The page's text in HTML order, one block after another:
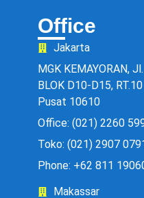
Office
Jakarta
MGK KEMAYORAN,
BLOK D10-D15,
Pusat 10610
Office: (021) 2260
Toko: (021) 2907
Phone: +62 811
Makassar